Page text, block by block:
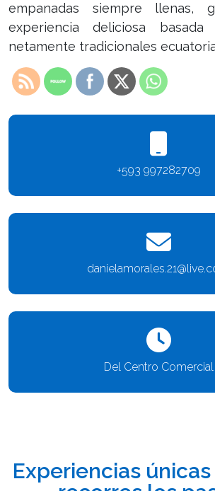
empanadas siempre llenas,
experiencia deliciosa
netamente tradicionales
+593 997282709
Del Centro Comercial
Experiencias